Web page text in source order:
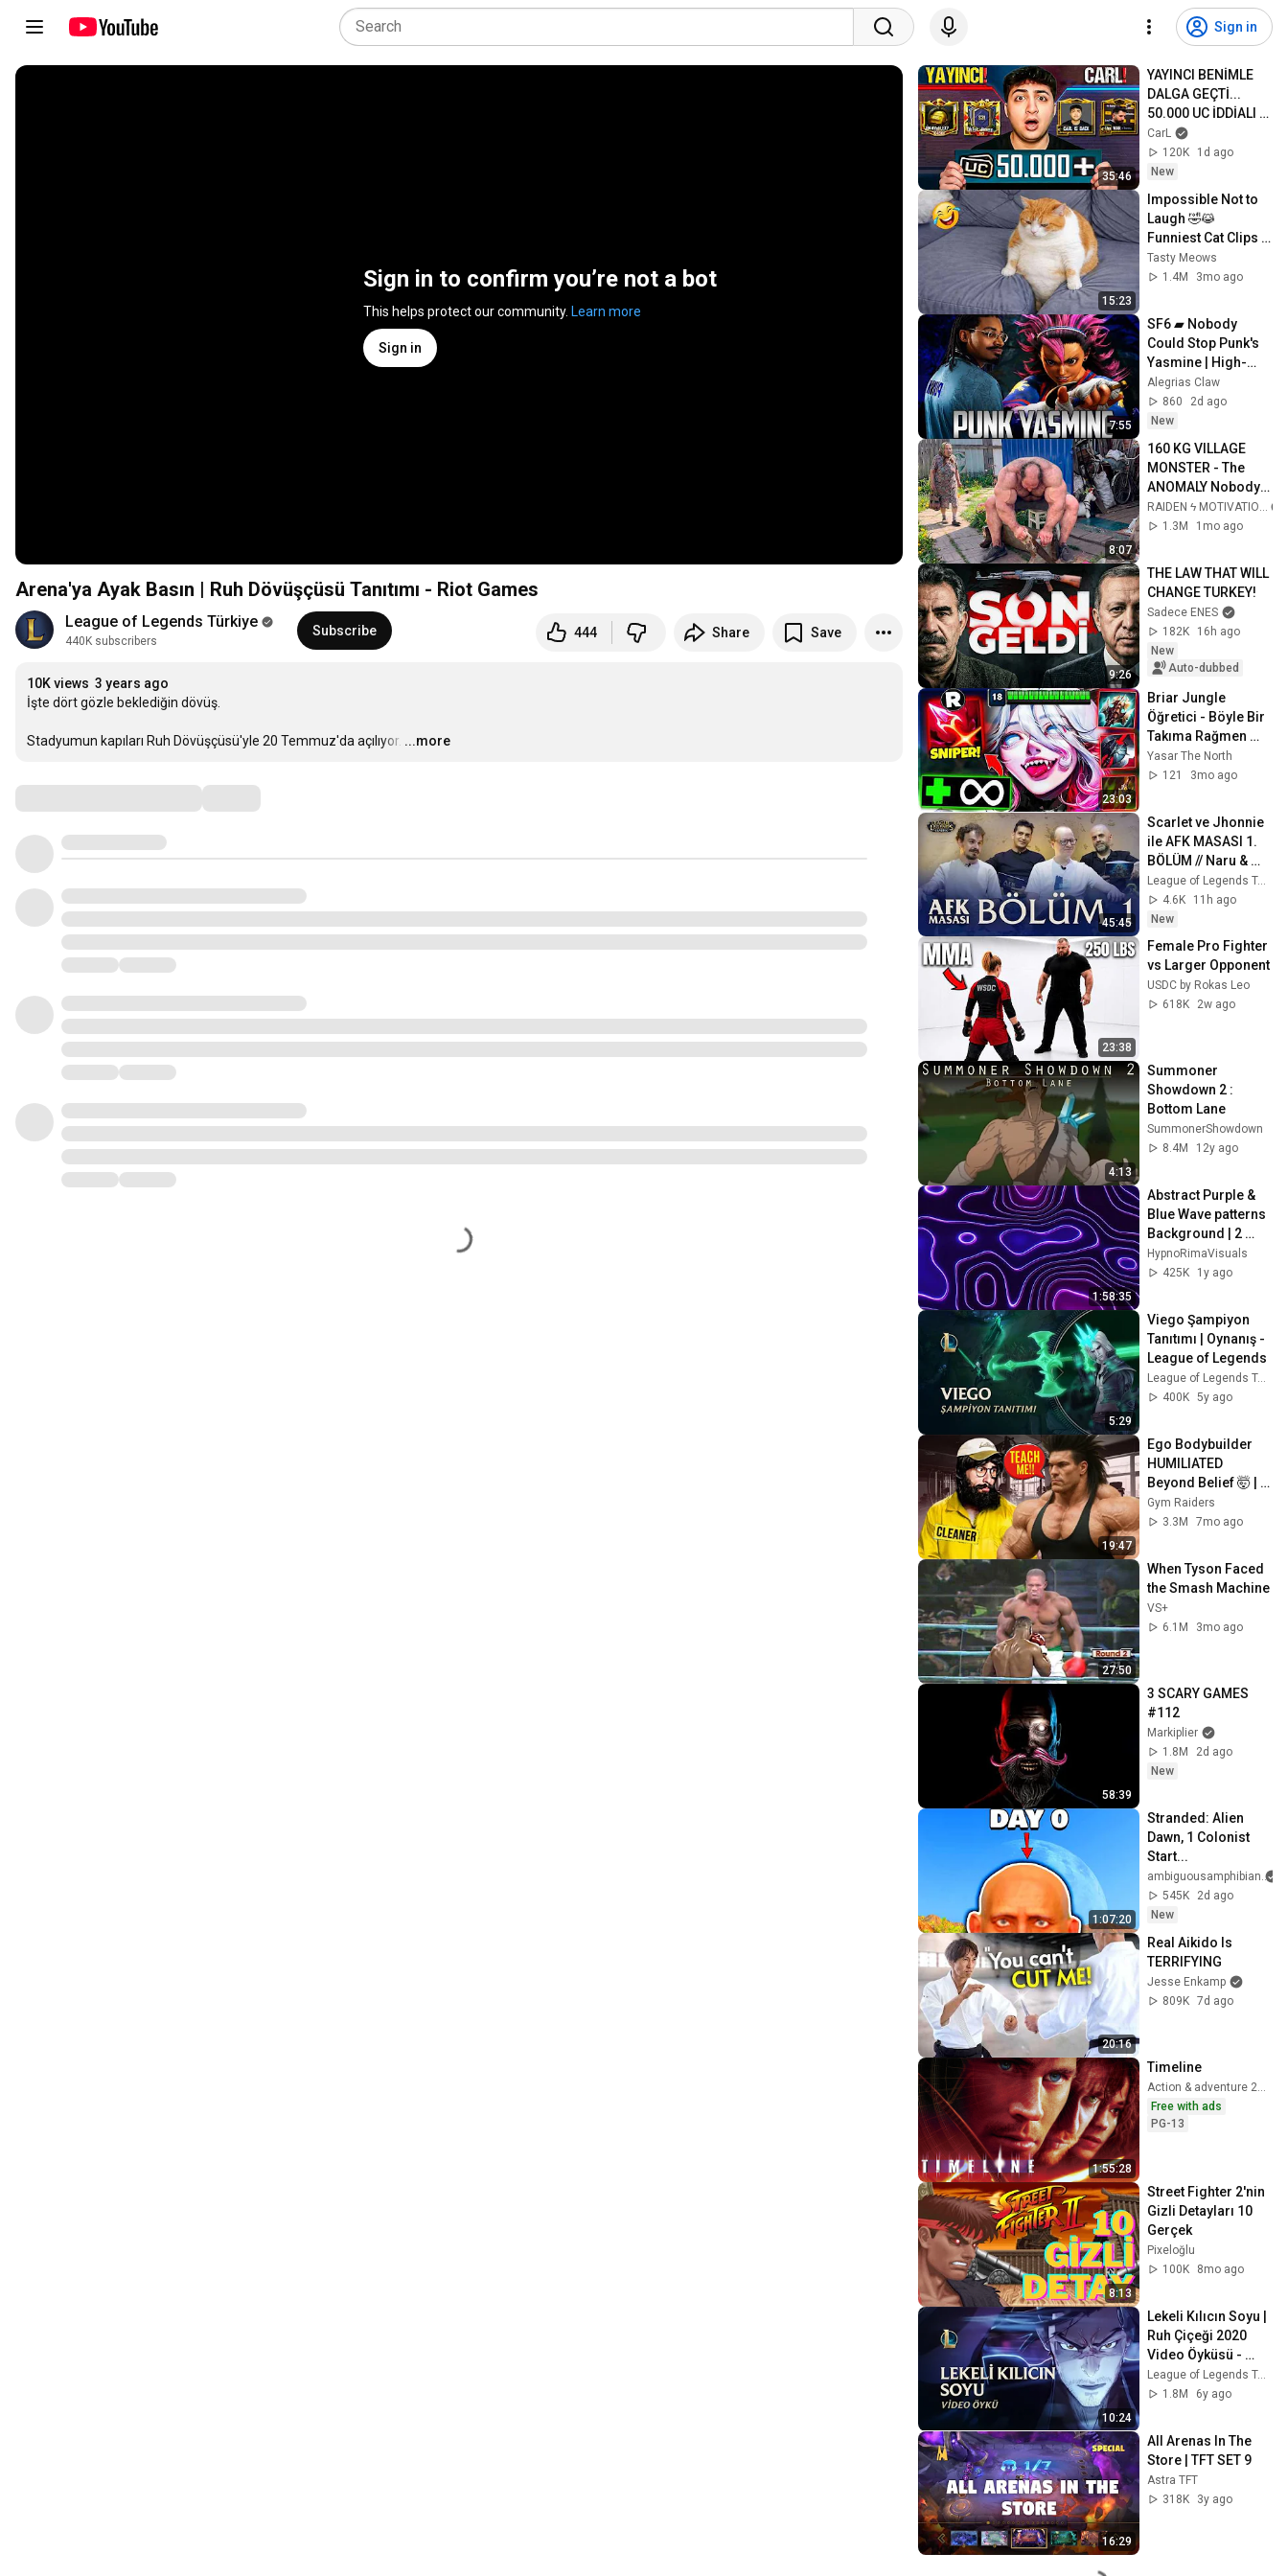
Sign in
Sign in to confirm you’re not a bot
This helps protect our community. Learn more
Sign in
Arena'ya Ayak Basın | Ruh Dövüşçüsü Tanıtımı - Riot Games
League of Legends Türkiye
440K subscribers
Subscribe 444 Share Save
10K views 3 years ago
İşte dört gözle beklediğin dövüş.
Stadyumun kapıları Ruh Dövüşçüsü'yle 20 Temmuz'da açılıyor. …
...more
35:46
YAYINCI BENİMLE
DALGA GEÇTİ...
50.000 UC İDDİALI
VS ATTIK! | PUBG
Mobile
CarL
120K
1d ago
New
15:23
Impossible Not to
Laugh 🤣😹
Funniest Cat Clips
2026
Tasty Meows
1.4M
3mo ago
7:55
SF6 ▰ Nobody
Could Stop Punk's
Yasmine | High-
Level Yasmine
Alegrias Claw
860
2d ago
New
8:07
160 KG VILLAGE
MONSTER - The
ANOMALY Nobody
Can Explain -
SUPERHUMAN
1.3M
1mo ago
9:26
THE LAW THAT WILL
CHANGE TURKEY!
Sadece ENES
182K
16h ago
New
Auto-dubbed
23:03
Briar Jungle
Öğretici - Böyle Bir
Takıma Rağmen
Oynuyorum
Yasar The North
121
3mo ago
45:45
Scarlet ve Jhonnie
ile AFK MASASI 1.
BÖLÜM // Naru &
fabFabulous
League of Legends Türkiye
4.6K
11h ago
New
23:38
Female Pro Fighter
vs Larger Opponent
USDC by Rokas Leo
618K
2w ago
4:13
Summoner
Showdown 2 :
Bottom Lane
SummonerShowdown
8.4M
12y ago
1:58:35
Abstract Purple &
Blue Wave patterns
Background | 2
hours 4k
Screensaver | Neon
HypnoRimaVisuals
425K
1y ago
5:29
Viego Şampiyon
Tanıtımı | Oynanış -
League of Legends
League of Legends Türkiye
400K 5y ago
19:47
Ego Bodybuilder
HUMILIATED
Beyond Belief 🤯 |
Anatoly GYM
PRANK
Gym Raiders
3.3M
7mo ago
27:50
When Tyson Faced
the Smash Machine
VS+
6.1M
3mo ago
58:39
3 SCARY GAMES
#112
Markiplier
1.8M
2d ago
New
1:07:20
Stranded: Alien
Dawn, 1 Colonist
Start...
ambiguousamphibian
545K
2d ago
New
20:16
Real Aikido Is
TERRIFYING
Jesse Enkamp
809K 7d ago
1:55:28
Timeline
Free with ads
PG-13
8:13
Street Fighter 2'nin
Gizli Detayları 10
Gerçek
Pixeloğlu
100K
8mo ago
10:24
Lekeli Kılıcın Soyu |
Ruh Çiçeği 2020
Video Öyküsü -
League of LegendsLeague of Legends Türkiye
1.8M
6y ago
16:29
All Arenas In The
Store | TFT SET 9
Astra TFT
318K
3y ago